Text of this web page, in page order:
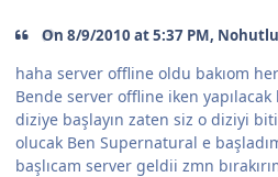
On 8/9/2010 at 5:37 PM,
haha server offline oldu bakıom
Bende server offline iken yapılacak
diziye başlayın zaten siz o diziyi
olucak Ben Supernatural e
başlıcam server geldii zmn